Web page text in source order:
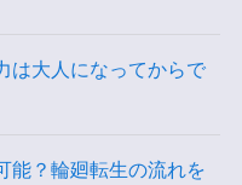
は大人になってからで
能？輪廻転生の流れを